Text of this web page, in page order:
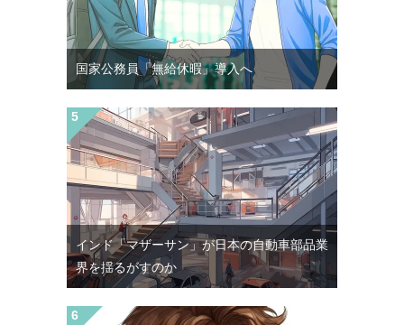
国家公務員「無給休暇」導入へ
インド「マザーサン」が日本の自動車部品業
界を揺るがすのか